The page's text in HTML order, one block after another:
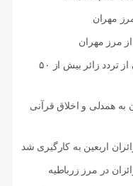
مهران
رئیس ستاد مرکزی اربعین: سهم مهران از تردد زائر بیش از ۵۰
به همدلی و اخلاق قرآنی
در مرز زرباطیه